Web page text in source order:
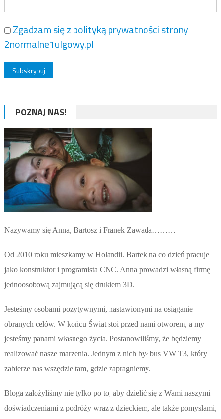
Zgadzam się z polityką prywatności strony
2normalne1ulgowy.pl
POZNAJ NAS!
Nazywamy się Anna, Bartosz i Franek Zawada………
Od 2010 roku mieszkamy w Holandii. Bartek na co dzień pracuje
jako konstruktor i programista CNC. Anna prowadzi własną firmę
jednoosobową zajmującą się drukiem 3D.
Jesteśmy osobami pozytywnymi, nastawionymi na osiąganie
obranych celów. W końcu Świat stoi przed nami otworem, a my
jesteśmy panami własnego życia. Postanowiliśmy, że będziemy
realizować nasze marzenia. Jednym z nich był bus VW T3, który
zabierze nas wszędzie tam, gdzie zapragniemy.
Bloga założyliśmy nie tylko po to, aby dzielić się z Wami naszymi
doświadczeniami z podróży wraz z dzieckiem, ale także pomysłami,